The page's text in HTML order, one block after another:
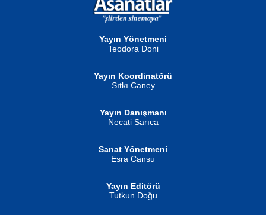
NURAN KÖSE BAYDAR
Ben Deniz Değilim ki...
Yayın Yönetmeni
Teodora Doni
Yayın Koordinatörü
Sıtkı Caney
Yayın Danışmanı
Necati Sarıca
Sanat Yönetmeni
Esra Cansu
Yayın Editörü
Tutkun Doğu